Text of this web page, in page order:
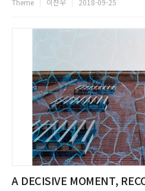
아쉽다. 이런 멜로디도 충분히 좋을 것 같
Theme 이찬우 2018-09-25
A DECISIVE MOMENT,